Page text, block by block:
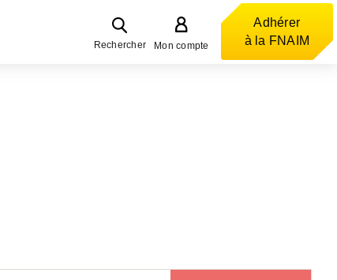
Rechercher Mon compte
Adhérer
à la FNAIM